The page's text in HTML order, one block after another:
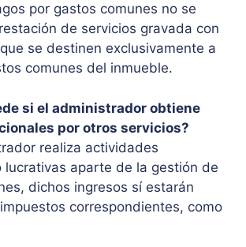
por gastos comunes no se
de servicios gravada con
se destinen exclusivamente a
comunes del inmueble.
si el administrador obtiene
por otros servicios?
realiza actividades
lucrativas aparte de la gestión de
dichos ingresos sí estarán
correspondientes, como